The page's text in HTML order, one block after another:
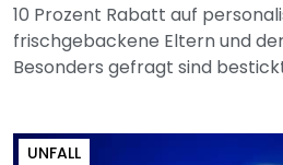
10 Prozent Rabatt auf
frischgebackene Eltern und
Besonders gefragt sind
UNFALL